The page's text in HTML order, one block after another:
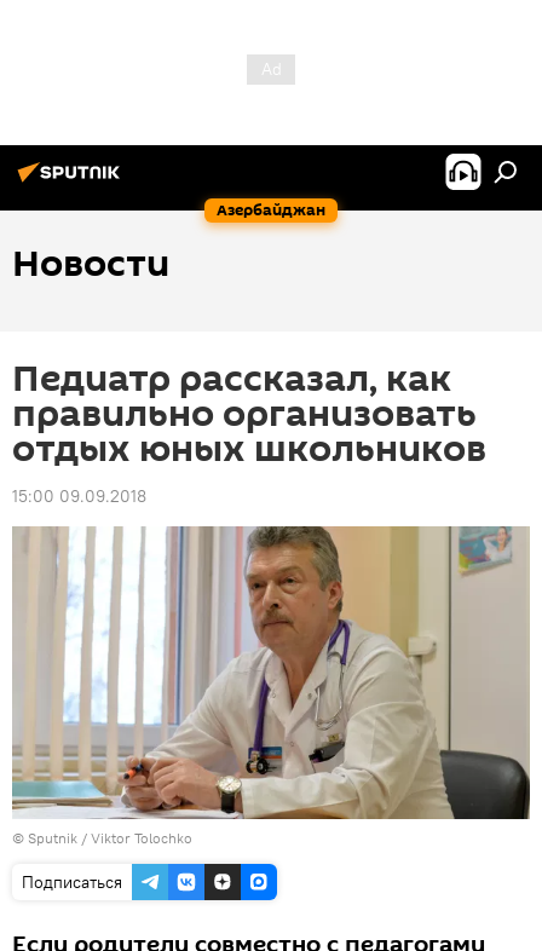
Азербайджан
Новости
Педиатр рассказал, как
правильно организовать
отдых юных школьников
15:00 09.09.2018
© Sputnik / Viktor Tolochko
Подписаться